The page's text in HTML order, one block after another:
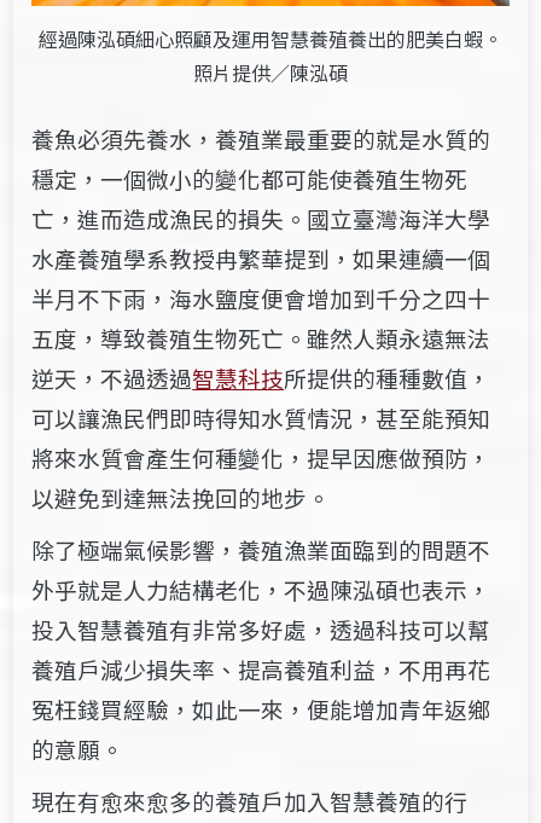
經過陳泓碩細心照顧及運用智慧養殖養出的肥美白蝦。
照片提供／陳泓碩
養魚必須先養水，養殖業最重要的就是水質的
穩定，一個微小的變化都可能使養殖生物死
亡，進而造成漁民的損失。國立臺灣海洋大學
水產養殖學系教授冉繁華提到，如果連續一個
半月不下雨，海水鹽度便會增加到千分之四十
五度，導致養殖生物死亡。雖然人類永遠無法
逆天，不過透過智慧科技所提供的種種數值，
可以讓漁民們即時得知水質情況，甚至能預知
將來水質會產生何種變化，提早因應做預防，
以避免到達無法挽回的地步。
除了極端氣候影響，養殖漁業面臨到的問題不
外乎就是人力結構老化，不過陳泓碩也表示，
投入智慧養殖有非常多好處，透過科技可以幫
養殖戶減少損失率、提高養殖利益，不用再花
冤枉錢買經驗，如此一來，便能增加青年返鄉
的意願。
現在有愈來愈多的養殖戶加入智慧養殖的行